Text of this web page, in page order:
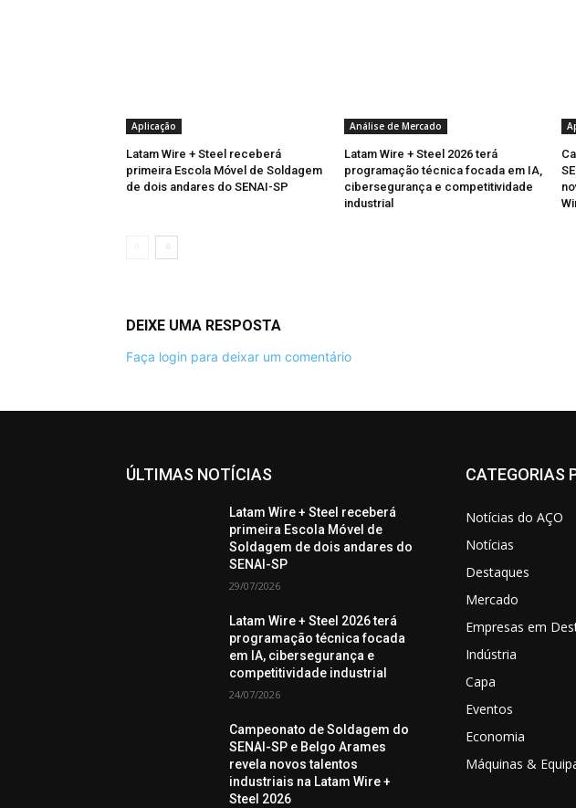
Aplicação
Latam Wire + Steel receberá
primeira Escola Móvel de Soldagem
de dois andares do SENAI-SP
Análise de Mercado
Latam Wire + Steel 2026 terá
programação técnica focada em IA,
cibersegurança e competitividade
industrial
DEIXE UMA RESPOSTA
Faça login para deixar um comentário
ÚLTIMAS NOTÍCIAS
Latam Wire + Steel receberá
primeira Escola Móvel de
Soldagem de dois andares do
SENAI-SP
29/07/2026
Latam Wire + Steel 2026 terá
programação técnica focada
em IA, cibersegurança e
competitividade industrial
24/07/2026
Campeonato de Soldagem do
SENAI-SP e Belgo Arames
revela novos talentos
industriais na Latam Wire +
Steel 2026
CATEGORIAS
Notícias do AÇO
Notícias
Destaques
Mercado
Empresas em
Indústria
Capa
Eventos
Economia
Máquinas &